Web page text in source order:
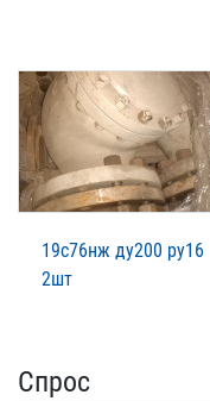
19с76нж ду200 ру16
2шт
Спрос